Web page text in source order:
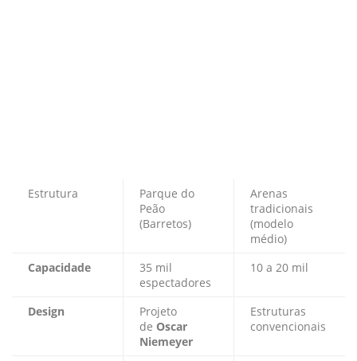
Estrutura
Parque do
Peão
(Barretos)
Arenas
tradicionais
(modelo
médio)
Capacidade
35 mil
espectadores
10 a 20 mil
Design
Projeto
de Oscar
Niemeyer
Estruturas
convencionais